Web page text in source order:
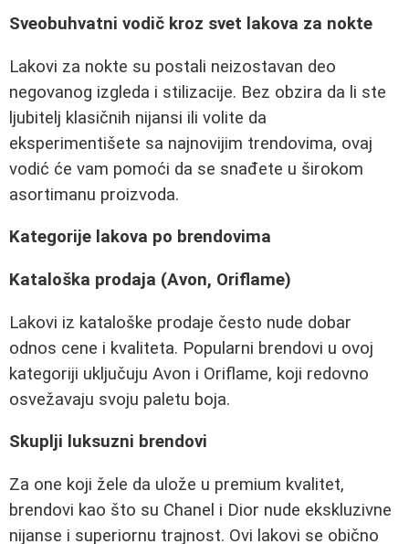
Sveobuhvatni vodič kroz svet lakova za nokte
Lakovi za nokte su postali neizostavan deo
negovanog izgleda i stilizacije. Bez obzira da li ste
ljubitelj klasičnih nijansi ili volite da
eksperimentišete sa najnovijim trendovima, ovaj
vodić će vam pomoći da se snađete u širokom
asortimanu proizvoda.
Kategorije lakova po brendovima
Kataloška prodaja (Avon, Oriflame)
Lakovi iz kataloške prodaje često nude dobar
odnos cene i kvaliteta. Popularni brendovi u ovoj
kategoriji uključuju Avon i Oriflame, koji redovno
osvežavaju svoju paletu boja.
Skuplji luksuzni brendovi
Za one koji žele da ulože u premium kvalitet,
brendovi kao što su Chanel i Dior nude ekskluzivne
nijanse i superiornu trajnost. Ovi lakovi se obično